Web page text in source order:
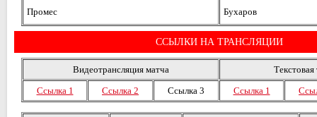
Промес Бухаров
ССЫЛКИ НА ТРАНСЛЯЦИИ
Видеотрансляция матча
Текстовая
Ссылка 1
Ссылка 2 Ссылка 3 Ссылка 1